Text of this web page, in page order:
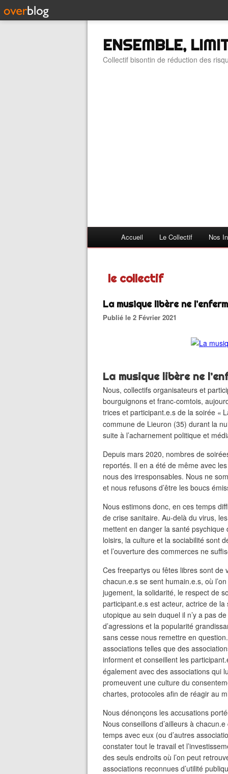
ENSEMBLE,
Collectif bisontin de réduction des
Accueil Le Collectif Nos
le collectif
La musique libère ne
Publié le 2 Février 2021
La musique libère ne
Nous, collectifs organisateurs et
bourguignons et franc-comtois,
trices et participant.e.s de la soirée «
commune de Lieuron (35) durant la
suite à l’acharnement politique et
Depuis mars 2020, nombres de
reportés. Il en a été de même avec
nous des irresponsables. Nous ne
et nous refusons d’être les boucs
Nous estimons donc, en ces temps
de crise sanitaire. Au-delà du virus,
mettent en danger la santé
loisirs, la culture et la sociabilité sont
et l’ouverture des commerces ne
Ces freepartys ou fêtes libres sont de
chacun.e.s se sent humain.e.s, où
jugement, la solidarité, le respect de
participant.e.s est acteur, actrice de
utopique au sein duquel il n’y a pas
d’agressions et la popularité
sans cesse nous remettre en
associations telles que des
informent et conseillent les
également avec des associations qui
promeuvent une culture du
chartes, protocoles afin de réagir au
Nous dénonçons les accusations
Nous conseillons d’ailleurs à
temps avec eux (ou d’autres
constater tout le travail et
des seuls endroits où l’on peut
associations reconnues d’utilité